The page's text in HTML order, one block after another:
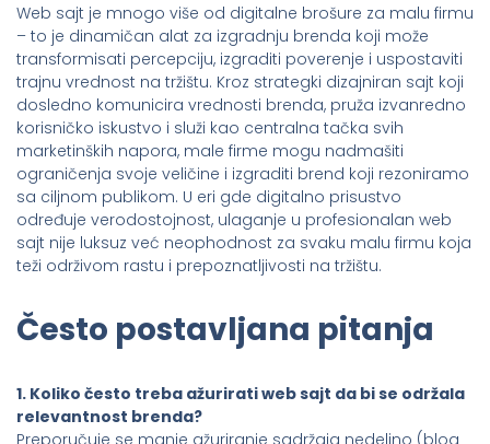
Web sajt je mnogo više od digitalne brošure za malu firmu
– to je dinamičan alat za izgradnju brenda koji može
transformisati percepciju, izgraditi poverenje i uspostaviti
trajnu vrednost na tržištu. Kroz strategki dizajniran sajt koji
dosledno komunicira vrednosti brenda, pruža izvanredno
korisničko iskustvo i služi kao centralna tačka svih
marketinških napora, male firme mogu nadmašiti
ograničenja svoje veličine i izgraditi brend koji rezoniramo
sa ciljnom publikom. U eri gde digitalno prisustvo
određuje verodostojnost, ulaganje u profesionalan web
sajt nije luksuz već neophodnost za svaku malu firmu koja
teži održivom rastu i prepoznatljivosti na tržištu.
Često postavljana pitanja
1. Koliko često treba ažurirati web sajt da bi se održala
relevantnost brenda?
Preporučuje se manje ažuriranje sadržaja nedeljno (blog